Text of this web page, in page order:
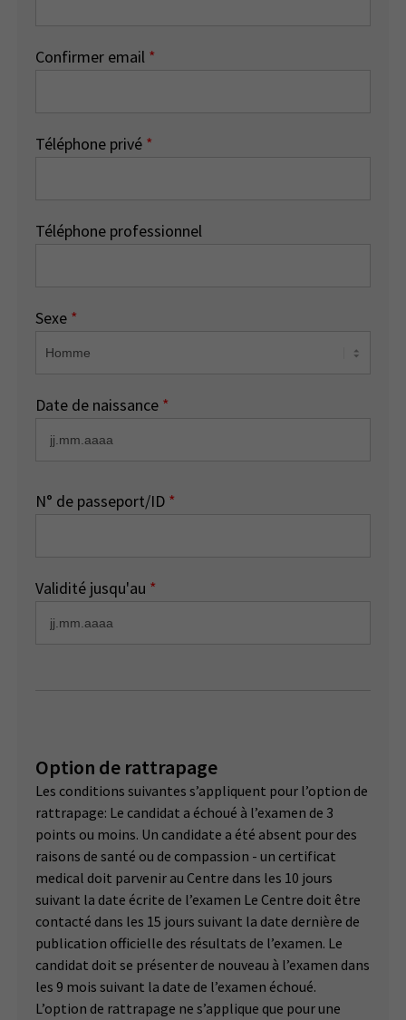
Confirmer email *
Téléphone privé *
Téléphone professionnel
Sexe *
Date de naissance *
N° de passeport/ID *
Validité jusqu'au *
Option de rattrapage
Les conditions suivantes s’appliquent pour l’option de
rattrapage: Le candidat a échoué à l’examen de 3
points ou moins. Un candidate a été absent pour des
raisons de santé ou de compassion - un certificat
medical doit parvenir au Centre dans les 10 jours
suivant la date écrite de l’examen Le Centre doit être
contacté dans les 15 jours suivant la date dernière de
publication officielle des résultats de l’examen. Le
candidat doit se présenter de nouveau à l’examen dans
les 9 mois suivant la date de l’examen échoué.
L’option de rattrapage ne s’applique que pour une